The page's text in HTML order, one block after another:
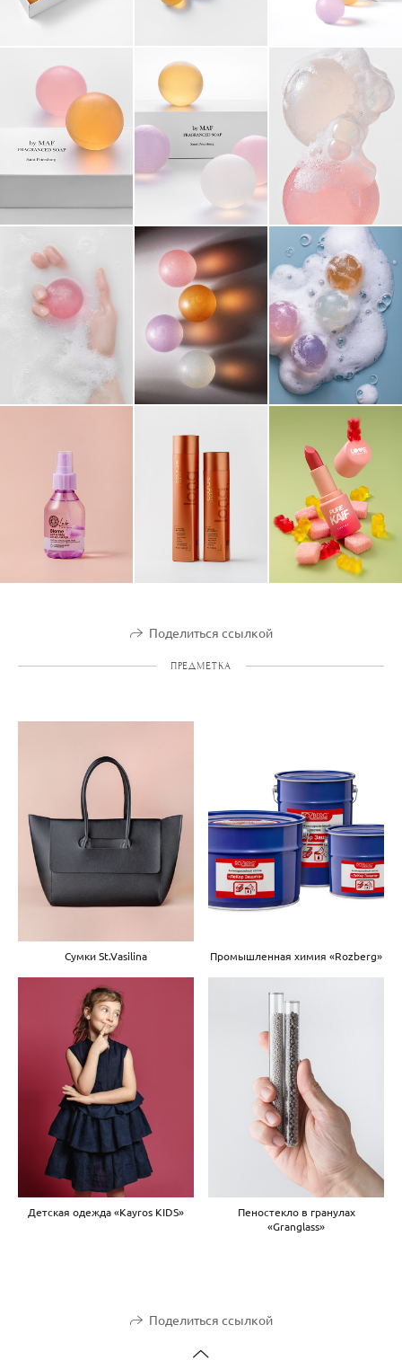
Поделиться ссылкой
ПРЕДМЕТКА
Сумки St.Vasilina Промышленная химия «Rozberg»
Детская одежда «Kayros KIDS»
Пеностекло в гранулах
«Granglass»
Поделиться ссылкой